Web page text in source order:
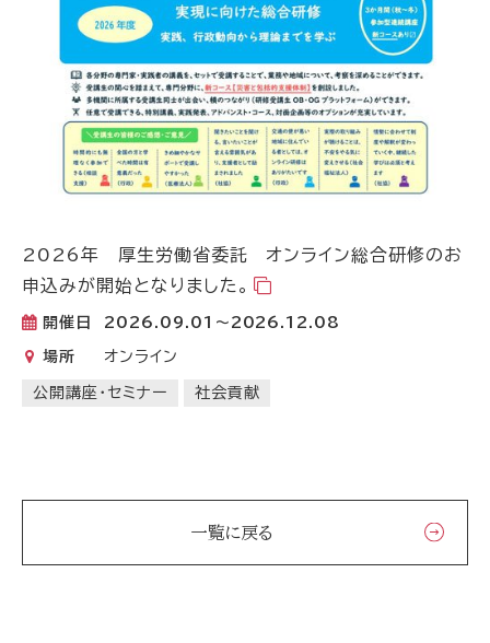
2026年 厚生労働省委託 オンライン総合研修のお
申込みが開始となりました。
開催日 2026.09.01～2026.12.08
場所 オンライン
公開講座・セミナー 社会貢献
一覧に戻る